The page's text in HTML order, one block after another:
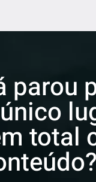
parou
total